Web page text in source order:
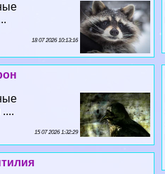
18 07 2026 10:13:16
15 07 2026 1:32:29